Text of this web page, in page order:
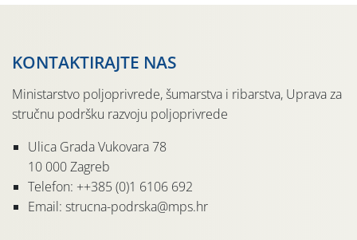
KONTAKTIRAJTE NAS
Ministarstvo poljoprivrede, šumarstva i ribarstva, Uprava za
stručnu podršku razvoju poljoprivrede
Ulica Grada Vukovara 78
10 000 Zagreb
Telefon: ++385 (0)1 6106 692
Email: strucna-podrska@mps.hr